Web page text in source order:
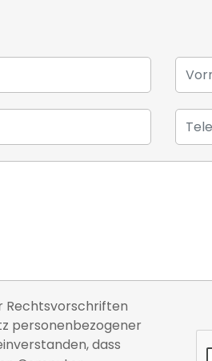
Rechtsvorschriften
personenbezogener
dass